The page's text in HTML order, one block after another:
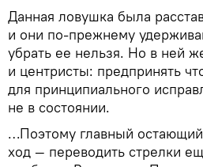
Данная ловушка была
и они по-прежнему
убрать ее нельзя. Но в ней
и центристы: предпринять
для принципиального
не в состоянии.
…Поэтому главный
ход — переводить стрелки